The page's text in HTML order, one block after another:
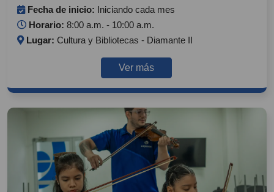
Fecha de inicio: Iniciando cada mes
Horario: 8:00 a.m. - 10:00 a.m.
Lugar: Cultura y Bibliotecas - Diamante II
Ver más